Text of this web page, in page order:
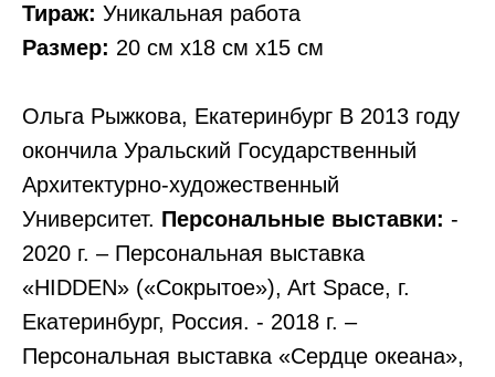
Тираж: Уникальная работа
Размер: 20 см х18 см х15 см
Ольга Рыжкова, Екатеринбург В 2013 году
окончила Уральский Государственный
Архитектурно-художественный
Университет. Персональные выставки: -
2020 г. – Персональная выставка
«HIDDEN» («Сокрытое»), Art Space, г.
Екатеринбург, Россия. - 2018 г. –
Персональная выставка «Сердце океана»,